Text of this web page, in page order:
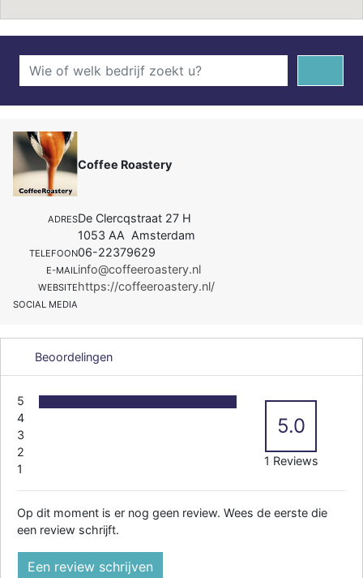
Coffee Roastery
ADRESDe Clercqstraat 27 H
1053 AA Amsterdam
TELEFOON06-22379629
E-MAILinfo@coffeeroastery.nl
WEBSITEhttps://coffeeroastery.nl/
SOCIAL MEDIA
Beoordelingen
5
4
3
2
1
5.0
1 Reviews
Op dit moment is er nog geen review. Wees de eerste die
een review schrijft.
Een review schrijven